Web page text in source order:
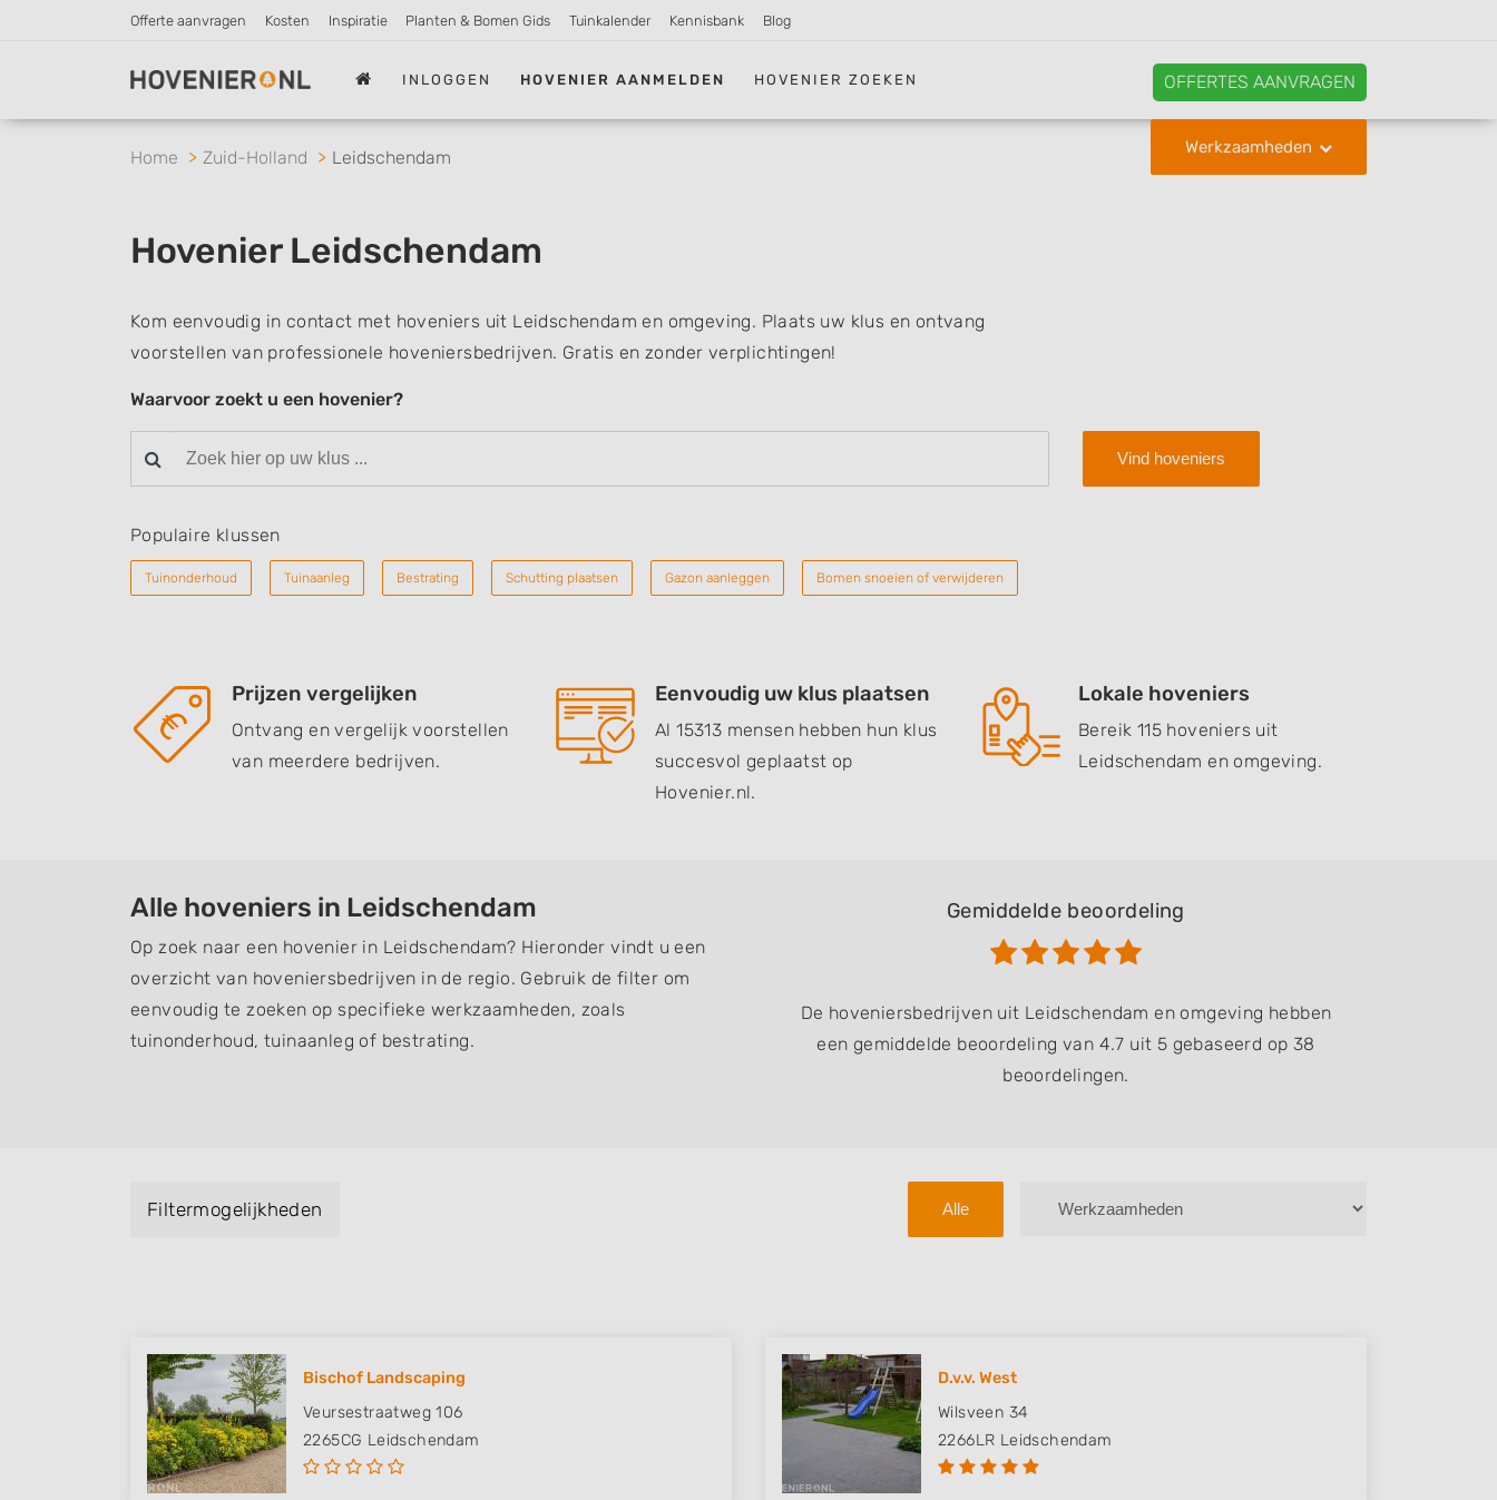
Offerte aanvragen Kosten Inspiratie Planten & Bomen Gids Tuinkalender Kennisbank Blog
INLOGGEN HOVENIER AANMELDEN HOVENIER ZOEKEN OFFERTES AANVRAGEN
Werkzaamheden
Home Zuid-Holland Leidschendam
Hovenier Leidschendam
Kom eenvoudig in contact met hoveniers uit Leidschendam en omgeving. Plaats uw klus en ontvang
voorstellen van professionele hoveniersbedrijven. Gratis en zonder verplichtingen!
Waarvoor zoekt u een hovenier?
Vind hoveniers
Populaire klussen
Tuinonderhoud Tuinaanleg Bestrating Schutting plaatsen Gazon aanleggen Bomen snoeien of verwijderen
Prijzen vergelijken
Ontvang en vergelijk voorstellen
van meerdere bedrijven.
Eenvoudig uw klus plaatsen
Al 15313 mensen hebben hun klus
succesvol geplaatst op
Hovenier.nl.
Lokale hoveniers
Bereik 115 hoveniers uit
Leidschendam en omgeving.
Alle hoveniers in Leidschendam
Op zoek naar een hovenier in Leidschendam? Hieronder vindt u een
overzicht van hoveniersbedrijven in de regio. Gebruik de filter om
eenvoudig te zoeken op specifieke werkzaamheden, zoals
tuinonderhoud, tuinaanleg of bestrating.
Gemiddelde beoordeling
De hoveniersbedrijven uit Leidschendam en omgeving hebben
een gemiddelde beoordeling van 4.7 uit 5 gebaseerd op 38
beoordelingen.
Filtermogelijkheden Alle
Bischof Landscaping
Veursestraatweg 106
2265CG Leidschendam
D.v.v. West
Wilsveen 34
2266LR Leidschendam